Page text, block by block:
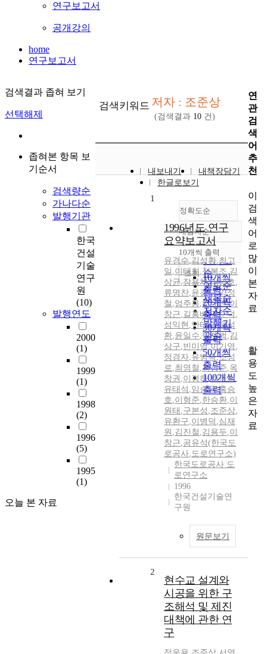
연구보고서
공개강의
home
연구보고서
검색결과 좁혀 보기
선택해제
좁혀본 항목 보
기순서
검색량순
가나다순
발행기관
한국
건설
기술
연구
원
(10)
발행연도
2000
(1)
1999
(1)
1998
(2)
1996
(5)
1995
(1)
오늘 본 자료
검색키워드 저자 : 조준상
(검색결과 10 건)
내보내기
내책장담기
한글로보기
정확도순
정확도
순
인기도
순
연도순
제목순
저자순
발행기
관순
내림차순
내림차순
10개씩 출력
10개씩
출력
20개씩
출력
30개씩
출력
50개씩
출력
100개씩
출력
조회
1
1996년도 연구
요약보고서
유경수,김성환,최고
일 ,이태희 ,정봉조,김
상균,장용채,이광호,
류명찬,윤경구,양성
철 ,엄주용,조대연,이
창근, 길홍배,권순덕 ,
성익현 ,안태송,문석
환,윤일수,박재범 ,김
상구,빈미영,이기영 ,
정경자,유병옥,조성
로,최영철 ,최상준,옥
창권 ,이경하,김준범,
유태석 ,임승욱,홍승
호,이형준,한승환,이
원태 ,구본성 ,조준상,
유환구,이병덕 ,심재
원 ,김진철 ,김용두,이
창근,공유석(한국도
로공사,도로연구소)
한국도로공사 도
로연구소
1996
한국건설기술연
구원
원문보기
2
현수교 설계와
시공을 위한 구
조해석 및 제진
대책에 관한 연
구
연
관
검
색
어
추
천
이
검
색
어
로
많
이
본
자
료
활
용
도
높
은
자
료